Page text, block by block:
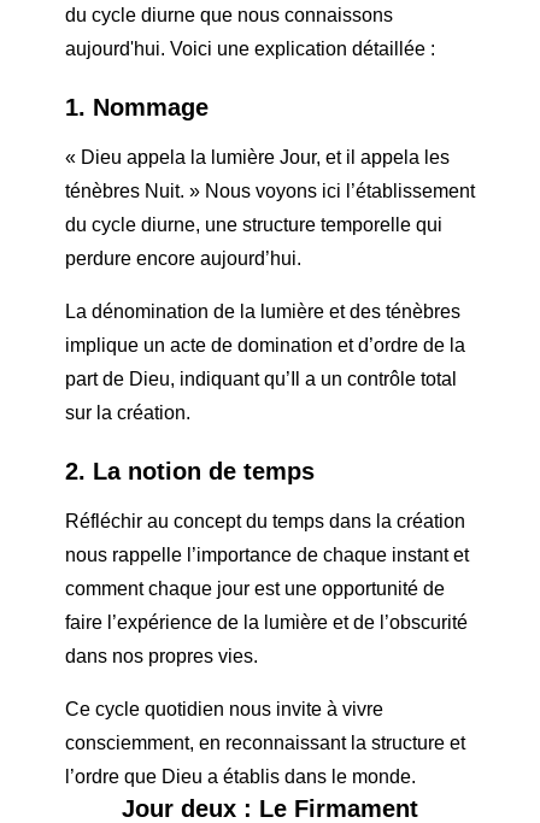
du cycle diurne que nous connaissons
aujourd'hui. Voici une explication détaillée :
1. Nommage
« Dieu appela la lumière Jour, et il appela les
ténèbres Nuit. » Nous voyons ici l’établissement
du cycle diurne, une structure temporelle qui
perdure encore aujourd’hui.
La dénomination de la lumière et des ténèbres
implique un acte de domination et d’ordre de la
part de Dieu, indiquant qu’Il a un contrôle total
sur la création.
2. La notion de temps
Réfléchir au concept du temps dans la création
nous rappelle l’importance de chaque instant et
comment chaque jour est une opportunité de
faire l’expérience de la lumière et de l’obscurité
dans nos propres vies.
Ce cycle quotidien nous invite à vivre
consciemment, en reconnaissant la structure et
l’ordre que Dieu a établis dans le monde.
Jour deux : Le Firmament